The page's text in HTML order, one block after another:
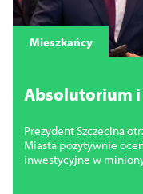
Mieszkańcy
Absolutorium
Prezydent Szczecina
Miasta pozytywnie
inwestycyjne w